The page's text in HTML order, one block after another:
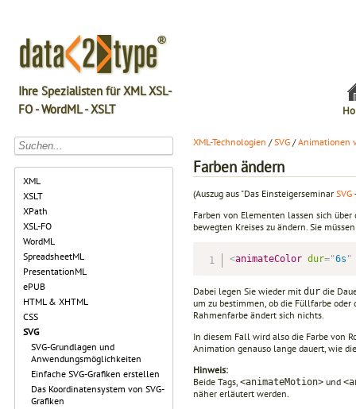
Ihre Spezialisten für XML XSL-
FO - WordML - XSLT
XML
XSLT
XPath
XSL-FO
WordML
SpreadsheetML
PresentationML
ePUB
HTML & XHTML
CSS
SVG
SVG-Grundlagen und
Anwendungsmöglichkeiten
Einfache SVG-Grafiken erstellen
Das Koordinatensystem von SVG-
Grafiken
XML-Technologien /SVG /Animationen
Farben ändern
(Auszug aus "Das Einsteigerseminar SVG
Farben von Elementen lassen sich über
bewegten Kreises zu ändern. Sie
<animateColor dur="6s "
Dabei legen Sie wieder mit dur die
um zu bestimmen, ob die Füllfarbe
Rahmenfarbe ändert sich nichts.
In diesem Fall wird also die Farbe von
Animation genauso lange dauert, wie
Hinweis:
Beide Tags, <animateMotion> und
näher erläutert werden.